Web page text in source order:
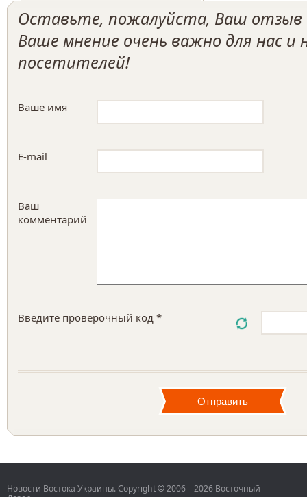
Оставьте, пожалуйста, Ваш отзыв
Ваше мнение очень важно для нас и
посетителей!
Ваше имя
E-mail
Ваш
комментарий
Введите проверочный код *
Новости Востока Украины. Copyright © 2006—2026 Восточный